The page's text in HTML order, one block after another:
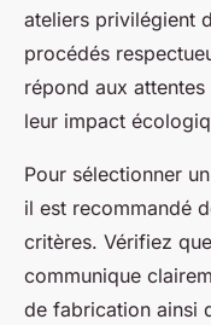
ateliers privilégient
procédés
répond aux
leur impact
Pour sélectionner
il est recommandé
critères. Vérifiez
communique
de fabrication ainsi